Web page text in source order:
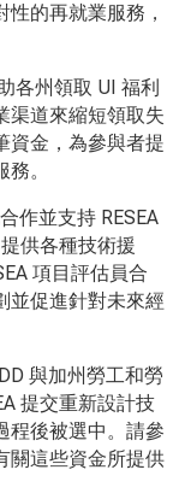
的再就業服務，
各州領取 UI 福利
渠道來縮短領取失
資金，為參與者提
。
作並支持 RESEA
供各種技術援
項目評估員合
並促進針對未來經
與加州勞工和勞
提交重新設計技
程後被選中。請參
關這些資金所提供